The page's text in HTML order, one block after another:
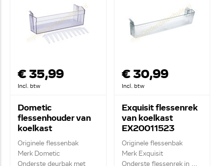
€ 35,99
Incl. btw
Dometic
flessenhouder van
koelkast
207999526
Originele flessenbak
Merk Dometic
Onderste deurbak met
€ 30,99
Incl. btw
Exquisit flessenrek
van koelkast
EX20011523
Originele flessenbak
Merk Exquisit
Onderste flessenrek in ...